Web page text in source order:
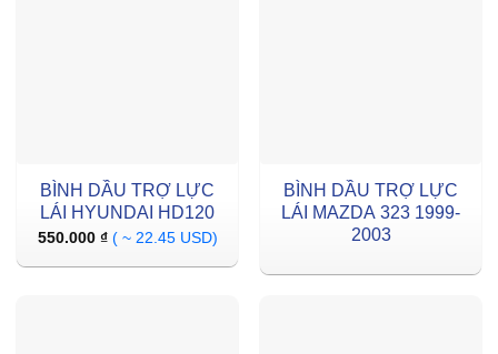
BÌNH DẦU TRỢ LỰC
LÁI HYUNDAI HD120
550.000 ₫ ( ~ 22.45 USD)
BÌNH DẦU TRỢ LỰC
LÁI MAZDA 323 1999-
2003